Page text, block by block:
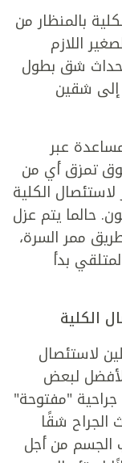
بالمنظار من
اللازم
إحداث شق بطول
شقين
عبر
تمزق أي من
الكلية
حالما يتم عزل
ممر السرة،
بدأ
الكلية
لاستئصال
لبعض
جراحية "مفتوحة"
الجراح شقًا
جانب الجسم من أجل